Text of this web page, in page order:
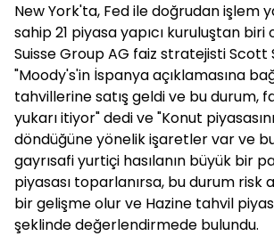
New York'ta, Fed ile doğrudan işlem
sahip 21 piyasa yapıcı kuruluştan biri
Suisse Group AG faiz stratejisti Scott
"Moody's'in İspanya açıklamasına
tahvillerine satış geldi ve bu durum,
yukarı itiyor" dedi ve "Konut
döndüğüne yönelik işaretler var ve
gayrısafi yurtiçi hasılanın büyük bir
piyasası toparlanırsa, bu durum risk
bir gelişme olur ve Hazine tahvil
şeklinde değerlendirmede bulundu.